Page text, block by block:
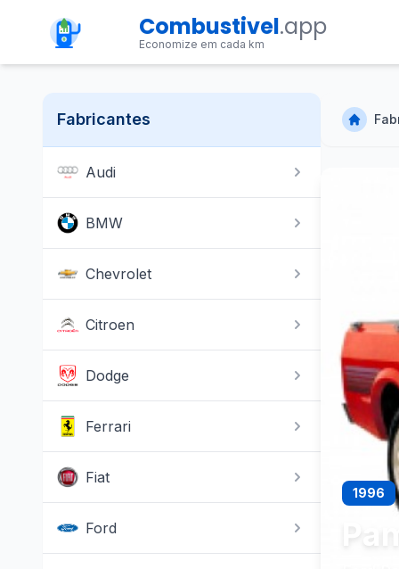
Combustivel.app
Economize em cada km
Fabricantes
Audi
BMW
Chevrolet
Citroen
Dodge
Ferrari
Fiat
Ford
1996